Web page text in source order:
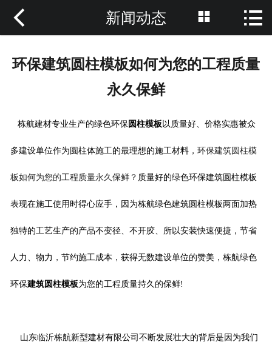
网站首页
技术优势
在线留言
联系我们
 新闻动态  
环保建筑圆柱模板如何为您的工程质量
永久保鲜
栋航建材专业生产的绿色环保圆柱模板以质量好、价格实惠被众
多建设单位作为圆柱体施工的最理想的施工材料， 环保建筑圆柱模
板如何为您的工程质量永久保鲜？ 质量好的绿色环保建筑圆柱模板
表现在施工使用时得心应手，因为栋航绿色建筑圆柱模板两面加热
独特的工艺生产的产品不变径、不开胶、所以安装快速便捷，节省
人力、物力，节约施工成本，获得无数建设单位的赞美，栋航绿色
环保建筑圆柱模板为您的工程质量持久的保鲜!
山东临沂栋航新型建材有限公司不断发展壮大的背后是因为我们